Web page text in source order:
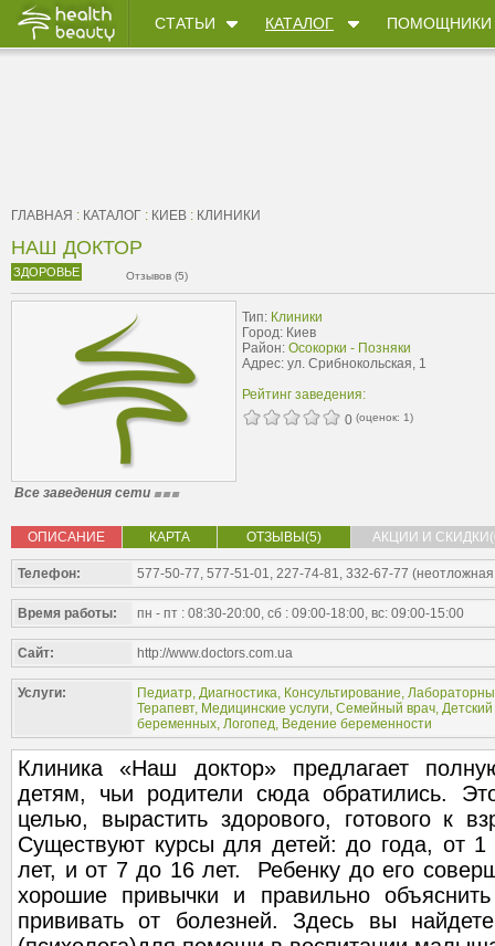
СТАТЬИ КАТАЛОГ ПОМОЩНИКИ
ГЛАВНАЯ : КАТАЛОГ : КИЕВ : КЛИНИКИ
НАШ ДОКТОР
ЗДОРОВЬЕ Отзывов (5)
Тип: Клиники
Город: Киев
Район: Осокорки - Позняки
Адрес: ул. Срибнокольская, 1
Рейтинг заведения:
0 (оценок: 1)
Все заведения сети
ОПИСАНИЕ КАРТА ОТЗЫВЫ(5) АКЦИИ И
Телефон: 577-50-77, 577-51-01, 227-74-81, 332-67-77
Время работы: пн - пт : 08:30-20:00, сб : 09:00-18:00, вс: 09:00-15:00
Сайт: http://www.doctors.com.ua
Услуги: Педиатр, Диагностика, Консультирование,
Терапевт, Медицинские услуги, Семейный врач,
беременных, Логопед, Ведение беременности
Клиника «Наш доктор» предлагает
детям, чьи родители сюда обратились.
целью, вырастить здорового, готового к
Существуют курсы для детей: до года, от
лет, и от 7 до 16 лет. Ребенку до его
хорошие привычки и правильно
прививать от болезней. Здесь вы найдете